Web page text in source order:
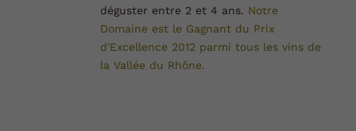
déguster entre 2 et 4 ans. Notre
Domaine est le Gagnant du Prix
d'Excellence 2012 parmi tous les vins de
la Vallée du Rhône.